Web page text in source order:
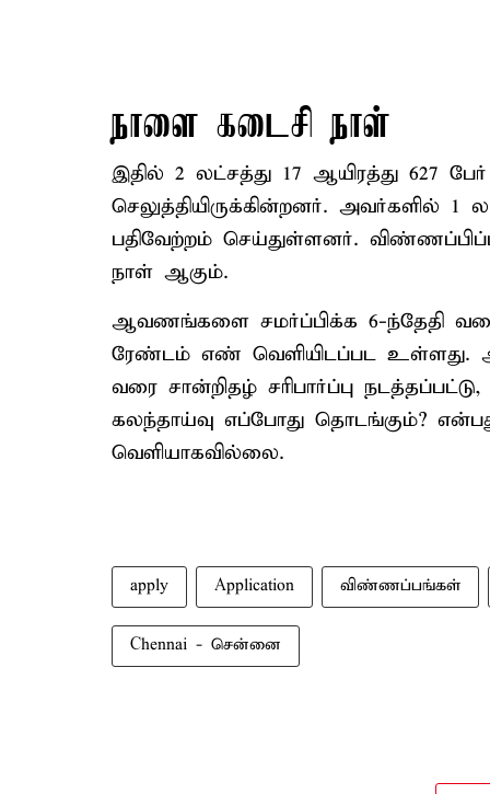
நாளை கடைசி நாள்
இதில் 2 லட்சத்து 17 ஆயிரத்து
செலுத்தியிருக்கின்றனர். அவர்களில் 1
பதிவேற்றம் செய்துள்ளனர்.
நாள் ஆகும்.
ஆவணங்களை சமர்ப்பிக்க 6-ந்தேதி வரை
ரேண்டம் எண் வெளியிடப்பட உள்ளது.
வரை சான்றிதழ் சரிபார்ப்பு
கலந்தாய்வு எப்போது தொடங்கும்?
வெளியாகவில்லை.
apply Application விண்ணப்பங்கள்
Chennai - சென்னை